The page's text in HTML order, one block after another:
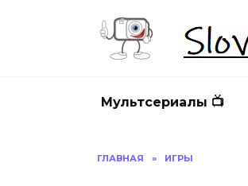
Мультсериалы 📺
ГЛАВНАЯ » ИГРЫ